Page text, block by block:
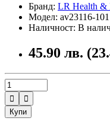
Бранд: LR Health &
Модел: av23116-101
Наличност: В
45.90 лв.


Купи